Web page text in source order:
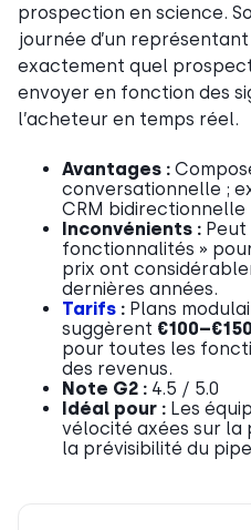
prospection en science.
journée d’un
exactement quel
envoyer en fonction des
l’acheteur en temps réel.
Avantages :
conversationnelle ;
CRM
Inconvénients : Peut
fonctionnalités »
prix ont
dernières années.
Tarifs : Plans
suggèrent
pour toutes les
des revenus.
Note G2 : 4.5 / 5.0
Idéal pour : Les
vélocité axées sur
la prévisibilité du